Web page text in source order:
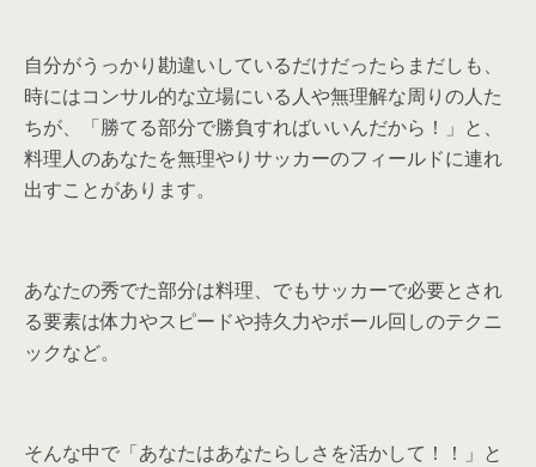
自分がうっかり勘違いしているだけだったらまだしも、
時にはコンサル的な立場にいる人や無理解な周りの人た
ちが、「勝てる部分で勝負すればいいんだから！」と、
料理人のあなたを無理やりサッカーのフィールドに連れ
出すことがあります。
あなたの秀でた部分は料理、でもサッカーで必要とされ
る要素は体力やスピードや持久力やボール回しのテクニ
ックなど。
そんな中で「あなたはあなたらしさを活かして！！」と